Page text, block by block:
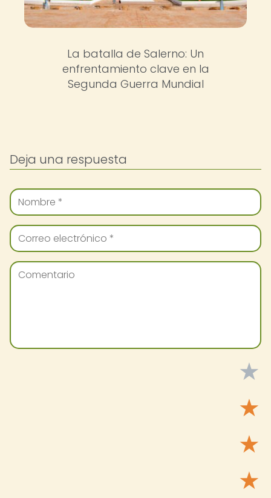
La batalla de Salerno: Un
enfrentamiento clave en la
Segunda Guerra Mundial
Deja una respuesta
★
★
★
★